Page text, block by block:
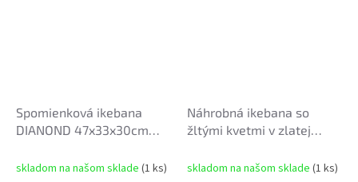
Spomienková ikebana
DIANOND 47x33x30cm
skladom na našom sklade (1 ks)
Náhrobná ikebana so
žltými kvetmi v zlatej
skladom na našom sklade (1 ks)